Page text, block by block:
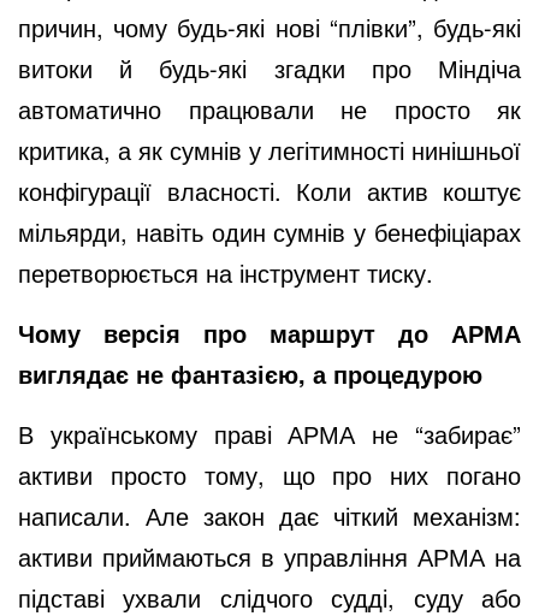
причин, чому будь-які нові “плівки”, будь-які
витоки й будь-які згадки про Міндіча
автоматично працювали не просто як
критика, а як сумнів у легітимності нинішньої
конфігурації власності. Коли актив коштує
мільярди, навіть один сумнів у бенефіціарах
перетворюється на інструмент тиску.
Чому версія про маршрут до АРМА
виглядає не фантазією, а процедурою
В українському праві АРМА не “забирає”
активи просто тому, що про них погано
написали. Але закон дає чіткий механізм:
активи приймаються в управління АРМА на
підставі ухвали слідчого судді, суду або